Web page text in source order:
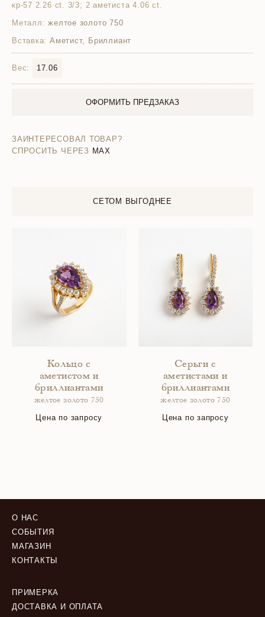
кр-57 2.26 ct. 3/3; 2 аметиста 4.06 ct.
Металл: желтое золото 750
Вставка: Аметист, Бриллиант
Вес: 17.06
ОФОРМИТЬ ПРЕДЗАКАЗ
ЗАИНТЕРЕСОВАЛ ТОВАР?
СПРОСИТЬ ЧЕРЕЗ MAX
СЕТОМ ВЫГОДНЕЕ
Кольцо с
аметистом и
бриллиантами
желтое золото 750
Цена по запросу
Серьги с
аметистами и
бриллиантами
желтое золото 750
Цена по запросу
О НАС
СОБЫТИЯ
МАГАЗИН
КОНТАКТЫ
ПРИМЕРКА
ДОСТАВКА И ОПЛАТА